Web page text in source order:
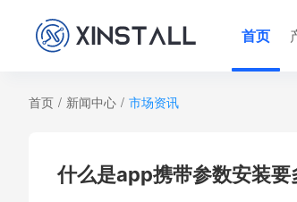
首页
首页 / 新闻中心 / 市场资讯
什么是app携带参数安装